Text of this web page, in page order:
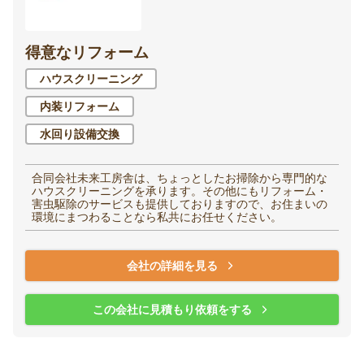
得意なリフォーム
ハウスクリーニング
内装リフォーム
水回り設備交換
合同会社未来工房舎は、ちょっとしたお掃除から専門的な
ハウスクリーニングを承ります。その他にもリフォーム・
害虫駆除のサービスも提供しておりますので、お住まいの
環境にまつわることなら私共にお任せください。
会社の詳細を見る
この会社に見積もり依頼をする